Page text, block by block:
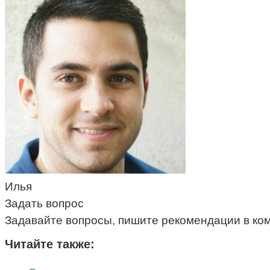
Илья
Задать вопрос
Задавайте вопросы, пишите рекомендации в
Читайте также: